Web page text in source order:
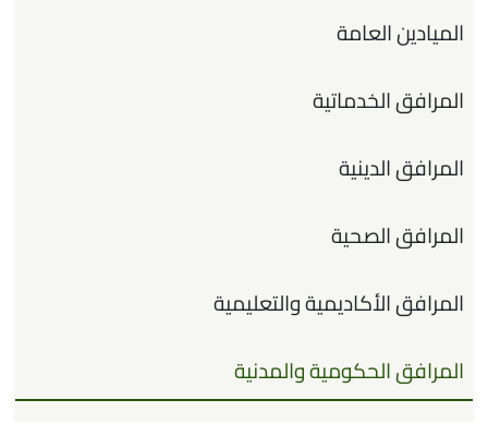
الميادين العامة
المرافق الخدماتية
المرافق الدينية
المرافق الصحية
المرافق الأكاديمية والتعليمية
المرافق الحكومية والمدنية